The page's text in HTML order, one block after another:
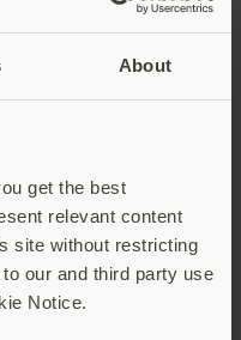
About
get the best
relevant content
site without restricting
our and third party use
Notice.